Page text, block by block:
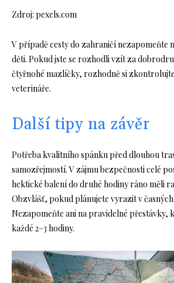
Zdroj: pexels.com
V případě cesty do zahraničí nezapomeňte
děti. Pokud jste se rozhodli vzít za
čtyřnohé mazlíčky, rozhodně si
veterináře.
Další tipy na závěr
Potřeba kvalitního spánku před dlouhou
samozřejmostí. V zájmu bezpečnosti celé
hektické balení do druhé hodiny ráno měli
Obzvlášť, pokud plánujete vyrazit v
Nezapomeňte ani na pravidelné přestávky,
každé 2–3 hodiny.